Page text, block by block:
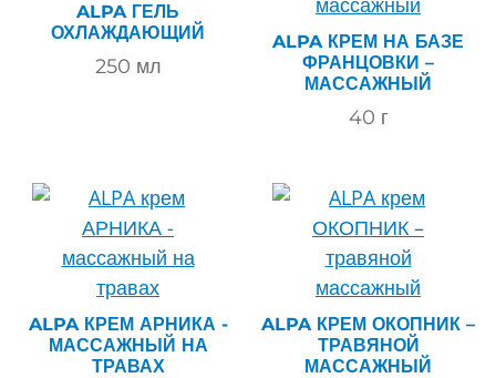
ALPA ГЕЛЬ
ОХЛАЖДАЮЩИЙ
250 мл
ALPA КРЕМ НА БАЗЕ
ФРАНЦОВКИ –
МАССАЖНЫЙ
40 г
ALPA КРЕМ АРНИКА -
МАССАЖНЫЙ НА
ТРАВАХ
ALPA КРЕМ ОКОПНИК –
ТРАВЯНОЙ
МАССАЖНЫЙ